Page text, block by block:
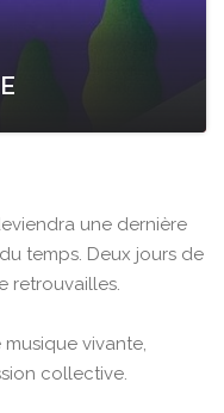
une dernière
temps. Deux jours de
retrouvailles.
vivante,
collective.